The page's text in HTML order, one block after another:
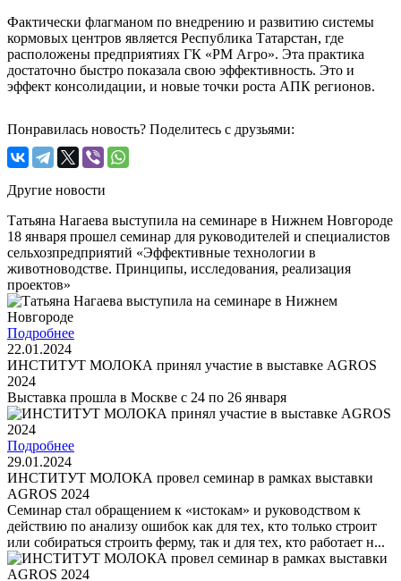
Фактически флагманом по внедрению и развитию системы
кормовых центров является Республика Татарстан, где
расположены предприятиях ГК «РМ Агро». Эта практика
достаточно быстро показала свою эффективность. Это и
эффект консолидации, и новые точки роста АПК регионов.
Понравилась новость? Поделитесь с друзьями:
Другие новости
Татьяна Нагаева выступила на семинаре в Нижнем Новгороде
18 января прошел семинар для руководителей и специалистов
сельхозпредприятий «Эффективные технологии в
животноводстве. Принципы, исследования, реализация
проектов»
Подробнее
22.01.2024
ИНСТИТУТ МОЛОКА принял участие в выставке AGROS
2024
Выставка прошла в Москве с 24 по 26 января
Подробнее
29.01.2024
ИНСТИТУТ МОЛОКА провел семинар в рамках выставки
AGROS 2024
Семинар стал обращением к «истокам» и руководством к
действию по анализу ошибок как для тех, кто только строит
или собираться строить ферму, так и для тех, кто работает н...